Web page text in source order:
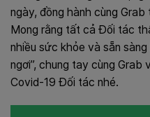
ngày, đồng hành cùng
Mong rằng tất cả Đối tác
nhiều sức khỏe và sẵn
ngơi”, chung tay cùng Grab
Covid-19 Đối tác nhé.